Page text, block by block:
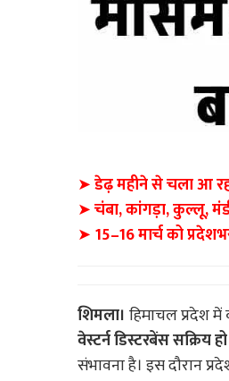
➤डेढ़ महीने से चला आ
➤चंबा, कांगड़ा, कुल्लू,
➤ 15–16 मार्च को
शिमला। हिमाचल प्रदेश
वेस्टर्न डिस्टरबेंस सक्रिय
संभावना है। इस दौरान